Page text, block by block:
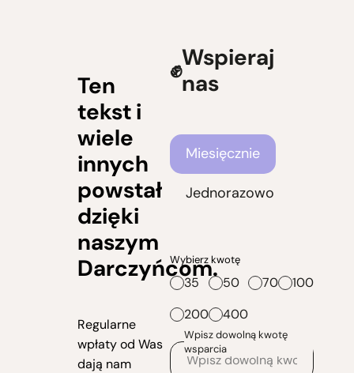
Ten
tekst i
wiele
innych
powstał
dzięki
naszym
Darczyńcom.
Regularne
wpłaty od Was
dają nam
Wspieraj
nas
Częstotliwość wsparcia
Miesięcznie
Jednorazowo
Wybierz kwotę
35 50 70
100
200
400
Wpisz dowolną kwotę
wsparcia